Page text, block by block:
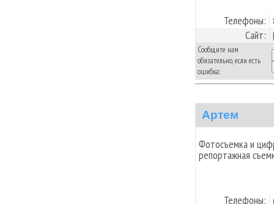
Телефоны:
Сайт:
Сообщите нам
обязательно, если есть
ошибка:
Артем
Фотосъемка и
репортажная
Телефоны: